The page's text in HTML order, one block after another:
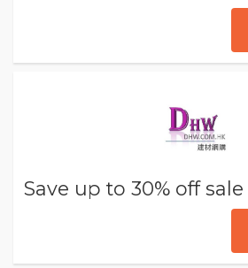
Save up to 30% off